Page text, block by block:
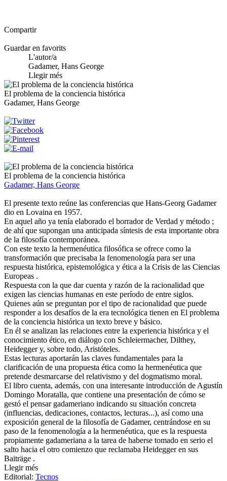
Compartir
Guardar en favorits
L'autor/a
Gadamer, Hans George
Llegir més
El problema de la conciencia histórica
Gadamer, Hans George
El problema de la conciencia histórica
Gadamer, Hans George
El presente texto reúne las conferencias que Hans-Georg Gadamer
dio en Lovaina en 1957.
En aquel año ya tenía elaborado el borrador de Verdad y método ;
de ahí que supongan una anticipada síntesis de esta importante obra
de la filosofía contemporánea.
Con este texto la hermenéutica filosófica se ofrece como la
transformación que precisaba la fenomenología para ser una
respuesta histórica, epistemológica y ética a la Crisis de las Ciencias
Europeas .
Respuesta con la que dar cuenta y razón de la racionalidad que
exigen las ciencias humanas en este período de entre siglos.
Quienes aún se preguntan por el tipo de racionalidad que puede
responder a los desafíos de la era tecnológica tienen en El problema
de la conciencia histórica un texto breve y básico.
En él se analizan las relaciones entre la experiencia histórica y el
conocimiento ético, en diálogo con Schleiermacher, Dilthey,
Heidegger y, sobre todo, Aristóteles.
Estas lecturas aportarán las claves fundamentales para la
clarificación de una propuesta ética como la hermenéutica que
pretende desmarcarse del relativismo y del dogmatismo moral.
El libro cuenta, además, con una interesante introducción de Agustín
Domingo Moratalla, que contiene una presentación de cómo se
gestó el pensar gadameriano indicando su situación concreta
(influencias, dedicaciones, contactos, lecturas...), así como una
exposición general de la filosofía de Gadamer, centrándose en su
paso de la fenomenología a la hermenéutica, que es la respuesta
propiamente gadameriana a la tarea de haberse tomado en serio el
salto hacia el otro comienzo que reclamaba Heidegger en sus
Baiträge .
Llegir més
Editorial: Tecnos